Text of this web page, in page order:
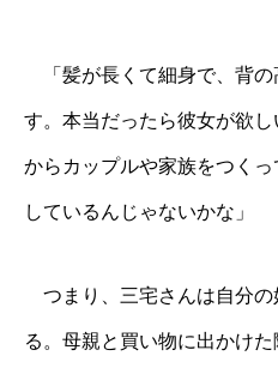
「髪が長くて細身で、背の
す。本当だったら彼女が欲
からカップルや家族をつく
しているんじゃないかな」
つまり、三宅さんは自分の
る。母親と買い物に出かけ